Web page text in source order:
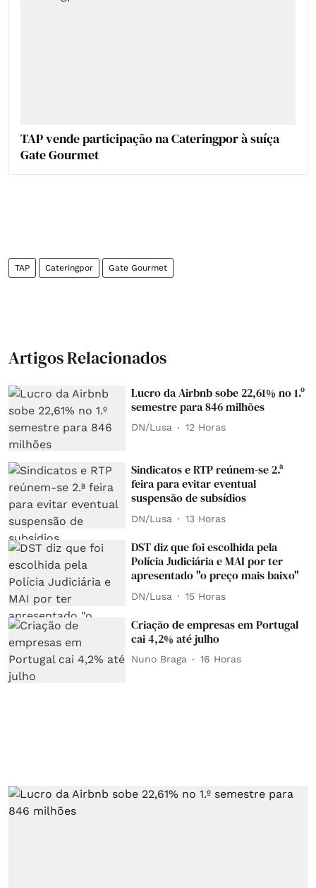
TAP vende participação na Cateringpor à suíça
Gate Gourmet
TAP Cateringpor Gate Gourmet
Artigos Relacionados
Lucro da Airbnb sobe 22,61% no 1.º
semestre para 846 milhões
DN/Lusa 12 Horas
Sindicatos e RTP reúnem-se 2.ª
feira para evitar eventual
suspensão de subsídios
DN/Lusa 13 Horas
DST diz que foi escolhida pela
Polícia Judiciária e MAI por ter
apresentado "o preço mais baixo"
DN/Lusa 15 Horas
Criação de empresas em Portugal
cai 4,2% até julho
Nuno Braga 16 Horas